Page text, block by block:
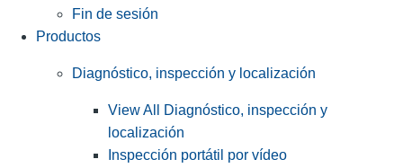
Fin de sesión
Productos
Diagnóstico, inspección y localización
View All Diagnóstico, inspección y
localización
Inspección portátil por vídeo